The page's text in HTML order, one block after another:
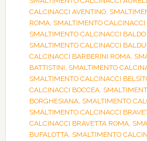
CALCINACCI AVENTINO,
ROMA, SMALTIMENTO
SMALTIMENTO CALCINACCI
SMALTIMENTO CALCINACCI
CALCINACCI BARBERINI ROMA,
BATTISTINI, SMALTIMENTO
SMALTIMENTO CALCINACCI
CALCINACCI BOCCEA,
BORGHESIANA, SMALTIMENTO
SMALTIMENTO CALCINACCI
CALCINACCI BRAVETTA ROMA,
BUFALOTTA, SMALTIMENTO